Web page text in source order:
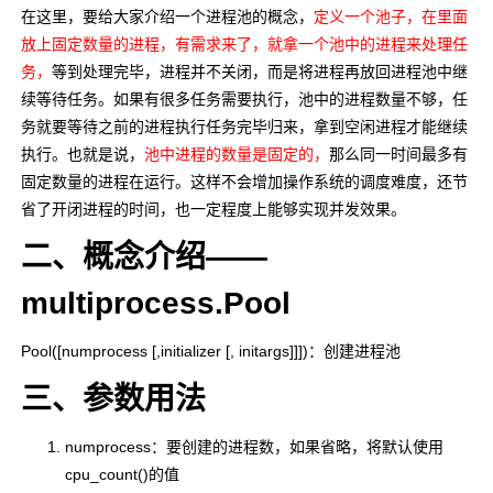
在这里，要给大家介绍一个进程池的概念， 定义一个池子，在里面
放上固定数量的进程，有需求来了，就拿一个池中的进程来处理任
务， 等到处理完毕，进程并不关闭，而是将进程再放回进程池中继
续等待任务。如果有很多任务需要执行，池中的进程数量不够，任
务就要等待之前的进程执行任务完毕归来，拿到空闲进程才能继续
执行。也就是说， 池中进程的数量是固定的， 那么同一时间最多有
固定数量的进程在运行。这样不会增加操作系统的调度难度，还节
省了开闭进程的时间，也一定程度上能够实现并发效果。
二、概念介绍——
multiprocess.Pool
Pool([numprocess [,initializer [, initargs]]])：创建进程池
三、参数用法
numprocess：要创建的进程数，如果省略，将默认使用
cpu_count()的值